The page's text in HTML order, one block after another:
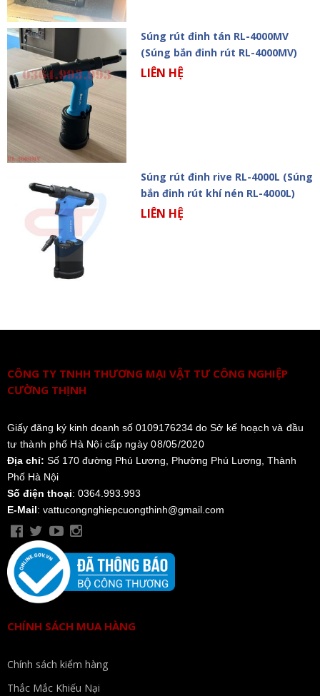
Súng rút đinh tán RL-4000MV
(Súng bắn đinh rút RL-4000MV)
LIÊN HỆ
Súng rút đinh rive RL-4000L (Súng
bắn đinh rút khí nén RL-4000L)
LIÊN HỆ
CÔNG TY TNHH THƯƠNG MẠI VẬT TƯ CÔNG NGHIỆP
CƯỜNG THỊNH
Giấy đăng ký kinh doanh số 0109176234 do Sở kế hoạch và đầu
tư thành phố Hà Nội cấp ngày 08/05/2020
Địa chỉ: Số 170 đường Phú Lương, Phường Phú Lương, Thành
Phố Hà Nội
Số điện thoại: 0364.993.993
E-Mail: vattucongnghiepcuongthinh@gmail.com
CHÍNH SÁCH MUA HÀNG
Chính sách kiểm hàng
Thắc Mắc Khiếu Nại